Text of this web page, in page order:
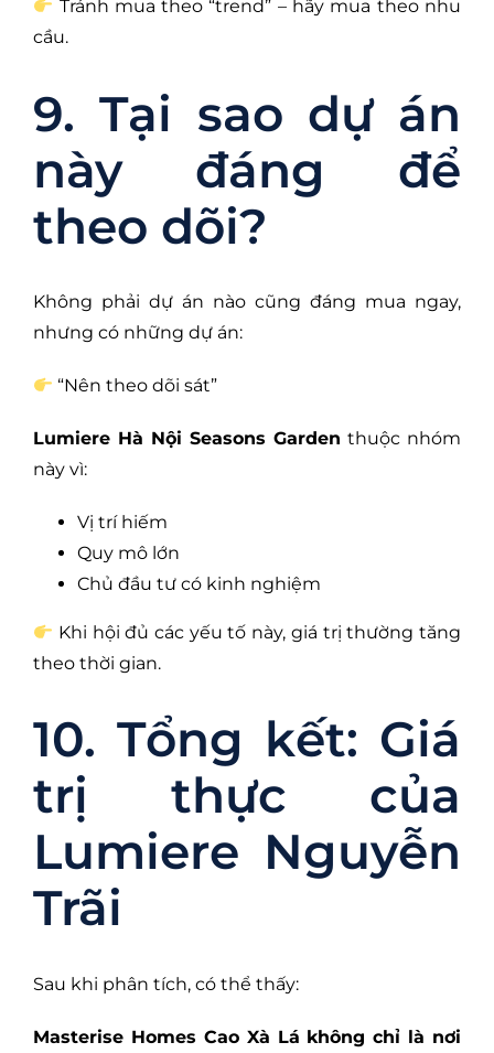
Tránh mua theo “trend” – hãy mua theo nhu
cầu.
9. Tại sao dự án
này đáng để
theo dõi?
Không phải dự án nào cũng đáng mua ngay,
nhưng có những dự án:
“Nên theo dõi sát”
Lumiere Hà Nội Seasons Garden thuộc nhóm
này vì:
Vị trí hiếm
Quy mô lớn
Chủ đầu tư có kinh nghiệm
Khi hội đủ các yếu tố này, giá trị thường tăng
theo thời gian.
10. Tổng kết: Giá
trị thực của
Lumiere Nguyễn
Trãi
Sau khi phân tích, có thể thấy:
Masterise Homes Cao Xà Lá không chỉ là nơi